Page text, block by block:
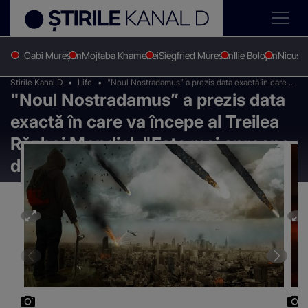
Gabi MureșanMojtaba KhameneiSiegfried MuresanIlie Bolojan
Stirile Kanal D Life
"Noul Nostradamus” a prezis data exactă în care va
începe al Treilea Război Mondial. "Este mai
aproape decât își imaginează oamenii"
"Noul Nostradamus” a prezis data
exactă în care va începe al Treilea
Război Mondial. "Este mai aproape
decât își imaginează oamenii"